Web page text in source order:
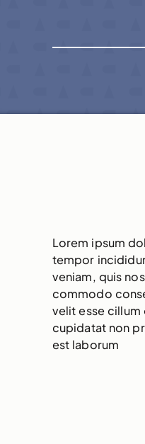
Lorem ipsum
tempor
veniam, quis
commodo
velit esse
cupidatat non
est laborum